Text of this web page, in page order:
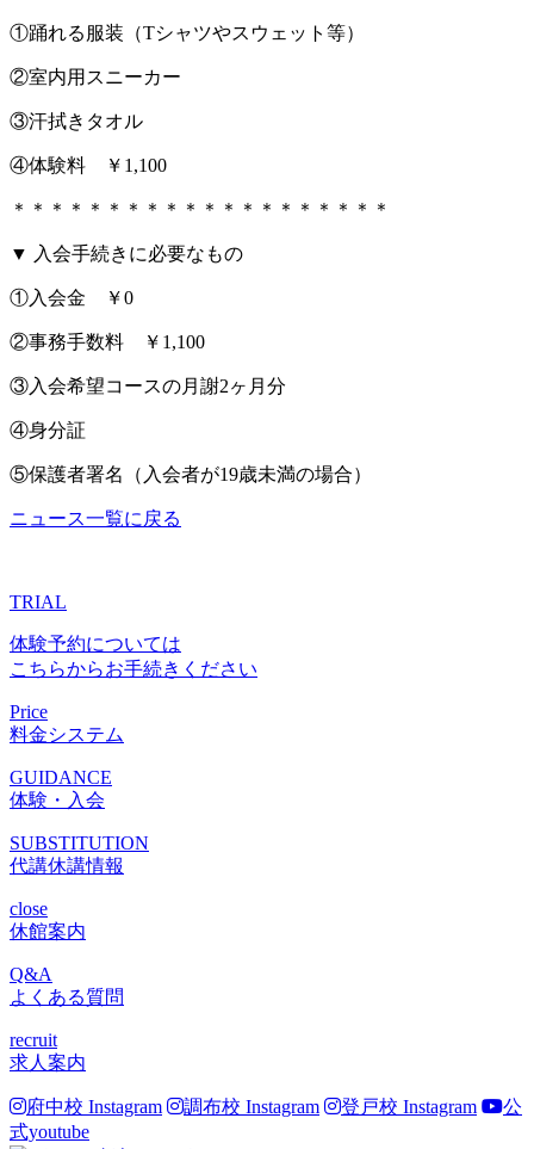
①踊れる服装（Tシャツやスウェット等）
②室内用スニーカー
③汗拭きタオル
④体験料 ￥1,100
＊＊＊＊＊＊＊＊＊＊＊＊＊＊＊＊＊＊＊＊
▼ 入会手続きに必要なもの
①入会金 ￥0
②事務手数料 ￥1,100
③入会希望コースの月謝2ヶ月分
④身分証
⑤保護者署名（入会者が19歳未満の場合）
ニュース一覧に戻る
TRIAL
体験予約については
こちらからお手続きください
Price
料金システム
GUIDANCE
体験・入会
SUBSTITUTION
代講休講情報
close
休館案内
Q&A
よくある質問
recruit
求人案内
府中校 Instagram 調布校 Instagram 登戸校 Instagram
公
式youtube